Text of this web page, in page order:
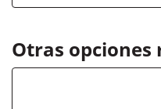
Otras opciones